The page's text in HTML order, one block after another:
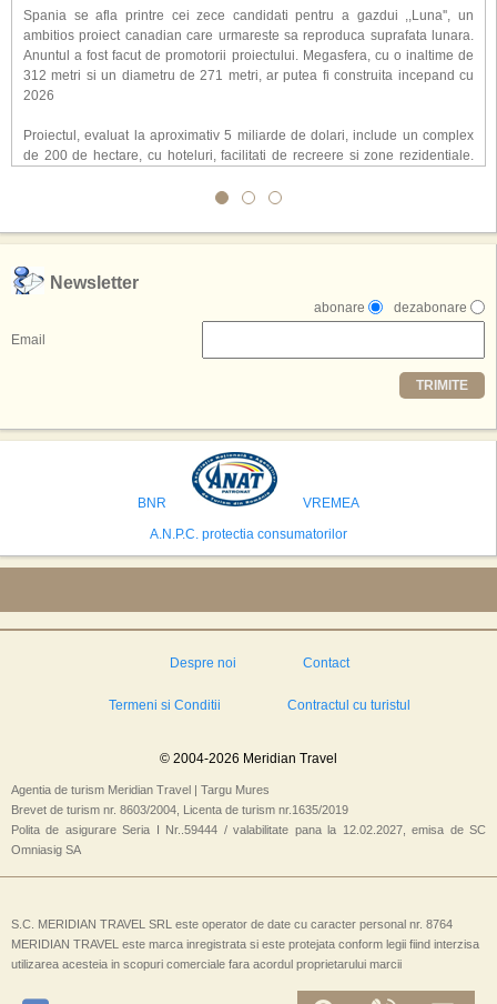
Spania se afla printre cei zece candidati pentru a gazdui ,,Luna'', un
ambitios proiect canadian care urmareste sa reproduca suprafata lunara.
Anuntul a fost facut de promotorii proiectului. Megasfera, cu o inaltime de
312 metri si un diametru de 271 metri, ar putea fi construita incepand cu
2026
Proiectul, evaluat la aproximativ 5 miliarde de dolari, include un complex
de 200 de hectare, cu hoteluri, facilitati de recreere si zone rezidentiale.
atragerea a pana la 10 milioane de turisti anual. �Luna� ar putea deveni
exclusiv simularea suprafetei lunare.
,,Credem ca exista sanse mari sa anuntam nu doar o locatie, ci poate mai
multe'', a declarat Michael R. Henderson, cofondator al Moon World
Resorts, citat de Gulf News. Potrivit acestuia, 2026 ar putea deveni un an
decisiv pentru reali zarea proiectului.
Printre celelalte tari care concureaza pentru a gazdui aceasta constructie
se numara Australia, Brazilia, China, Egipt, India, Polonia, Thailanda,
avea cele mai mari sanse de a castiga licitatia. Totusi, Spania, care se
preconizeaza ca va deveni a doua cea mai vizitata tara din lume in 2025,
isi bazeaza oferta pe infrastructura turistica solida si capacitatea hoteliera."
Newsletter
dezabonare
abonare
Email
TRIMITE
BNR
VREMEA
A.N.P.C. protectia consumatorilor
Despre noi Contact
Termeni si Conditii Contractul cu turistul
© 2004-2026 Meridian Travel
Agentia de turism Meridian Travel | Targu Mures
Brevet de turism nr. 8603/2004, Licenta de turism nr.1635/2019
Polita de asigurare Seria I Nr..59444 / valabilitate pana la 12.02.2027, emisa de SC
Omniasig SA
S.C. MERIDIAN TRAVEL SRL este operator de date cu caracter personal nr. 8764
MERIDIAN TRAVEL este marca inregistrata si este protejata conform legii fiind interzisa
utilizarea acesteia in scopuri comerciale fara acordul proprietarului marcii